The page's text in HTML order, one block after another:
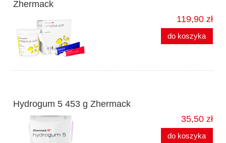
Zhermack
119,90 zł
do koszyka
Hydrogum 5 453 g Zhermack
35,50 zł
do koszyka